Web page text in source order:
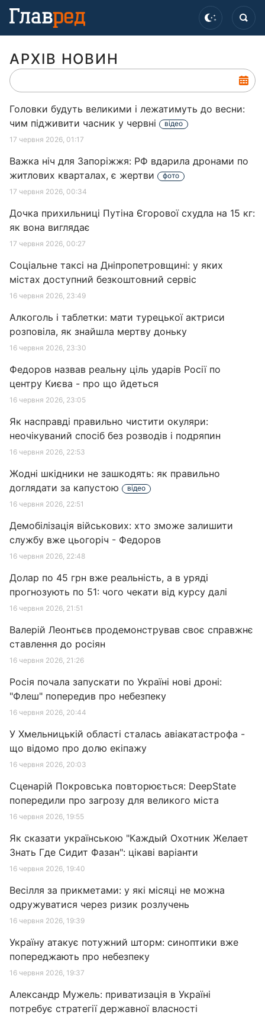
АРХІВ НОВИН
Головки будуть великими і лежатимуть до весни:
чим підживити часник у червні
відео
17 червня 2026, 01:17
Важка ніч для Запоріжжя: РФ вдарила дронами по
житлових кварталах, є жертви
фото
17 червня 2026, 00:34
Дочка прихильниці Путіна Єгорової схудла на 15 кг:
як вона виглядає
17 червня 2026, 00:27
Соціальне таксі на Дніпропетровщині: у яких
містах доступний безкоштовний сервіс
16 червня 2026, 23:49
Алкоголь і таблетки: мати турецької актриси
розповіла, як знайшла мертву доньку
16 червня 2026, 23:30
Федоров назвав реальну ціль ударів Росії по
центру Києва - про що йдеться
16 червня 2026, 23:05
Як насправді правильно чистити окуляри:
неочікуваний спосіб без розводів і подряпин
16 червня 2026, 22:53
Жодні шкідники не зашкодять: як правильно
доглядати за капустою
відео
16 червня 2026, 22:51
Демобілізація військових: хто зможе залишити
службу вже цьогоріч - Федоров
16 червня 2026, 22:48
Долар по 45 грн вже реальність, а в уряді
прогнозують по 51: чого чекати від курсу далі
16 червня 2026, 21:51
Валерій Леонтьєв продемонстрував своє справжнє
ставлення до росіян
16 червня 2026, 21:26
Росія почала запускати по Україні нові дроні:
"Флеш" попередив про небезпеку
16 червня 2026, 20:44
У Хмельницькій області сталась авіакатастрофа -
що відомо про долю екіпажу
16 червня 2026, 20:03
Сценарій Покровська повторюється: DeepState
попередили про загрозу для великого міста
16 червня 2026, 19:55
Як сказати українською "Каждый Охотник Желает
Знать Где Сидит Фазан": цікаві варіанти
16 червня 2026, 19:40
Весілля за прикметами: у які місяці не можна
одружуватися через ризик розлучень
16 червня 2026, 19:39
Україну атакує потужний шторм: синоптики вже
попереджають про небезпеку
16 червня 2026, 19:37
Александр Мужель: приватизація в Україні
потребує стратегії державної власності